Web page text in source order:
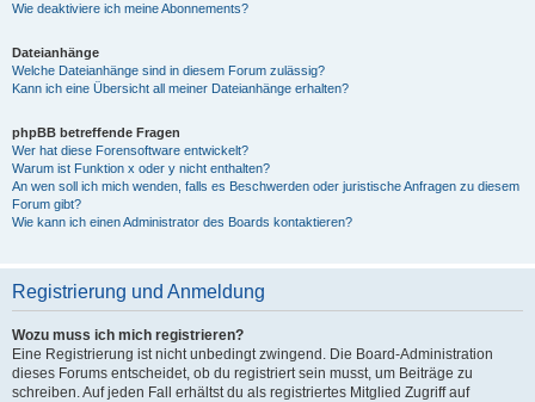
Wie deaktiviere ich meine Abonnements?
Dateianhänge
Welche Dateianhänge sind in diesem Forum zulässig?
Kann ich eine Übersicht all meiner Dateianhänge erhalten?
phpBB betreffende Fragen
Wer hat diese Forensoftware entwickelt?
Warum ist Funktion x oder y nicht enthalten?
An wen soll ich mich wenden, falls es Beschwerden oder juristische Anfragen zu diesem
Forum gibt?
Wie kann ich einen Administrator des Boards kontaktieren?
Registrierung und Anmeldung
Wozu muss ich mich registrieren?
Eine Registrierung ist nicht unbedingt zwingend. Die Board-Administration
dieses Forums entscheidet, ob du registriert sein musst, um Beiträge zu
schreiben. Auf jeden Fall erhältst du als registriertes Mitglied Zugriff auf